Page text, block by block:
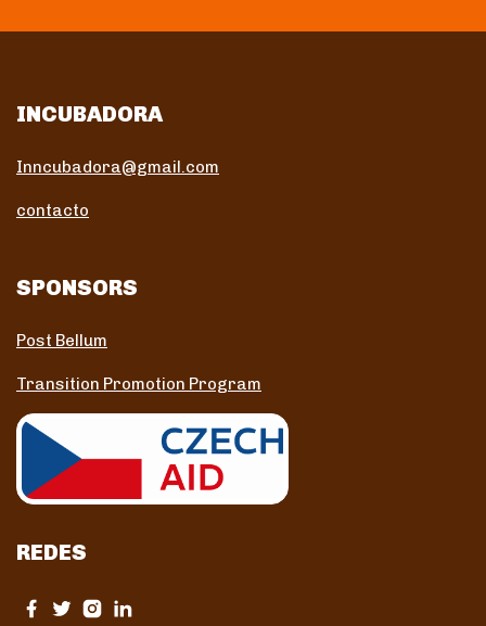
INCUBADORA
Inncubadora@gmail.com
contacto
SPONSORS
Post Bellum
Transition Promotion Program
REDES